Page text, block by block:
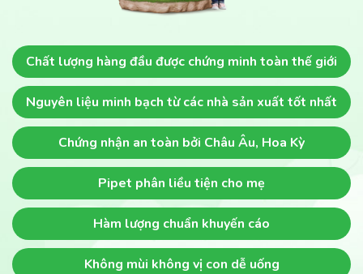
Chất lượng hàng đầu được chứng minh toàn thế giới
Nguyên liệu minh bạch từ các nhà sản xuất tốt nhất
Chứng nhận an toàn bởi Châu Âu, Hoa Kỳ
Pipet phân liều tiện cho mẹ
Hàm lượng chuẩn khuyến cáo
Không mùi không vị con dễ uống